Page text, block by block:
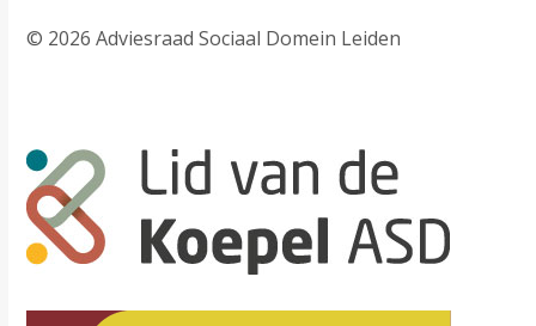
© 2026 Adviesraad Sociaal Domein Leiden